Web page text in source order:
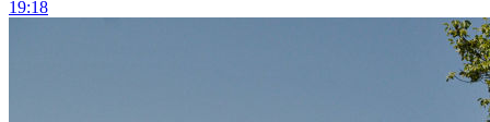
19:18